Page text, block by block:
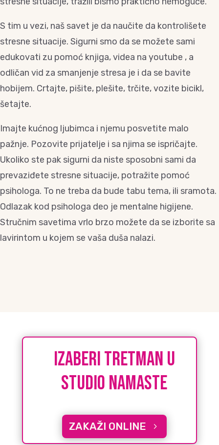
S tim u vezi, naš savet je da naučite da kontrolišete
stresne situacije. Sigurni smo da se možete sami
edukovati zu pomoć knjiga, videa na youtube , a
odličan vid za smanjenje stresa je i da se bavite
hobijem. Crtajte, pišite, plešite, trčite, vozite bicikl,
šetajte.
Imajte kućnog ljubimca i njemu posvetite malo
pažnje. Pozovite prijatelje i sa njima se ispričajte.
Ukoliko ste pak sigurni da niste sposobni sami da
prevaziđete stresne situacije, potražite pomoć
psihologa. To ne treba da bude tabu tema, ili sramota.
Odlazak kod psihologa deo je mentalne higijene.
Stručnim savetima vrlo brzo možete da se izborite sa
lavirintom u kojem se vaša duša nalazi.
IZABERI tretman u
studio namaste
ZAKAŽI ONLINE